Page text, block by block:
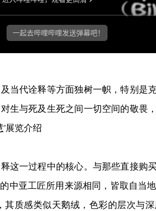
当代诠释等方面独树一帜，特别是
生与死及生死之间一切空间的敬畏
”展览介绍
这一过程中的核心。与那些直接购
亚工匠所用来源相同，皆取自当
质感类似天鹅绒，色彩的层次与